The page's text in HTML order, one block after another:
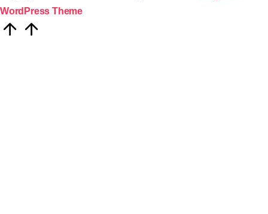
WordPress Theme